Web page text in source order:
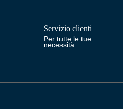
Servizio clienti
Per tutte le tue
necessità